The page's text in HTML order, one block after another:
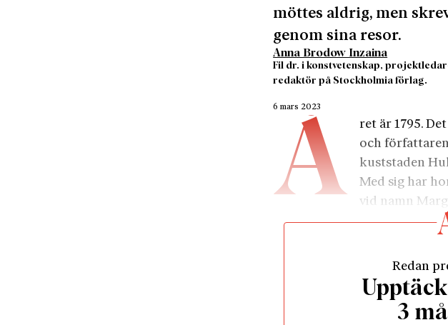
möttes aldrig, men
genom sina resor.
Anna Brodow Inzaina
Fil dr. i konstvetenskap,
redaktör på Stockholmia förlag.
6 mars 2023
Å
ret är 1795.
och
kuststaden
Med sig har
vid namn
nybliven mamma och
och är en amerikansk
relation är komplicerad.
Bara några veckor tidigare
första av två misslyckade
Redan
3